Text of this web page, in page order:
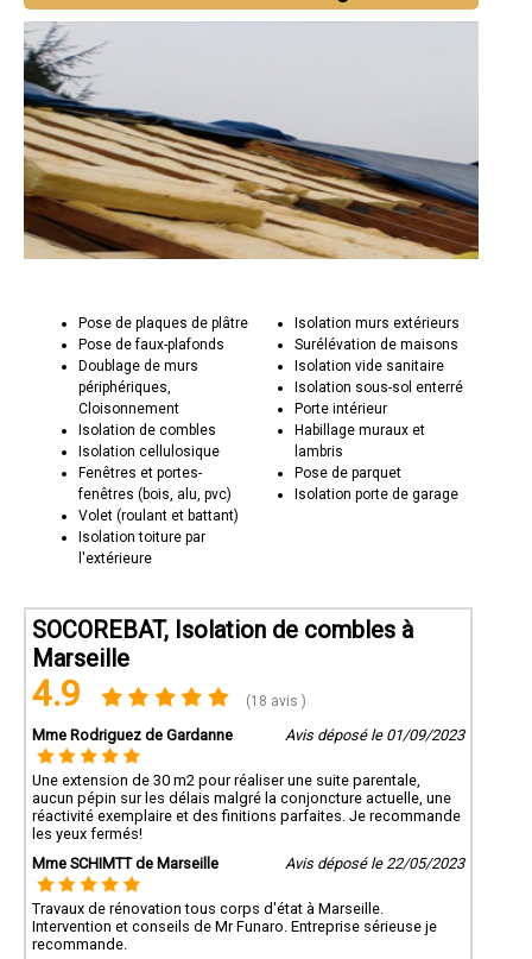
Pose de plaques de plâtre
Pose de faux-plafonds
Doublage de murs
périphériques,
Cloisonnement
Isolation de combles
Isolation cellulosique
Fenêtres et portes-
fenêtres (bois, alu, pvc)
Volet (roulant et battant)
Isolation toiture par
l'extérieure
Isolation murs extérieurs
Surélévation de maisons
Isolation vide sanitaire
Isolation sous-sol enterré
Porte intérieur
Habillage muraux et
lambris
Pose de parquet
Isolation porte de garage
SOCOREBAT, Isolation de combles à
Marseille
4.9 (18 avis )
Mme Rodriguez de Gardanne Avis déposé le 01/09/2023
Une extension de 30 m2 pour réaliser une suite parentale,
aucun pépin sur les délais malgré la conjoncture actuelle, une
réactivité exemplaire et des finitions parfaites. Je recommande
les yeux fermés!
Mme SCHIMTT de Marseille
Avis déposé le 22/05/2023
Travaux de rénovation tous corps d'état à Marseille.
Intervention et conseils de Mr Funaro. Entreprise sérieuse je
recommande.